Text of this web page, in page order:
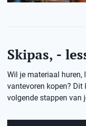
Skipas, -
Wil je materiaal huren,
vantevoren kopen? Dit
volgende stappen van